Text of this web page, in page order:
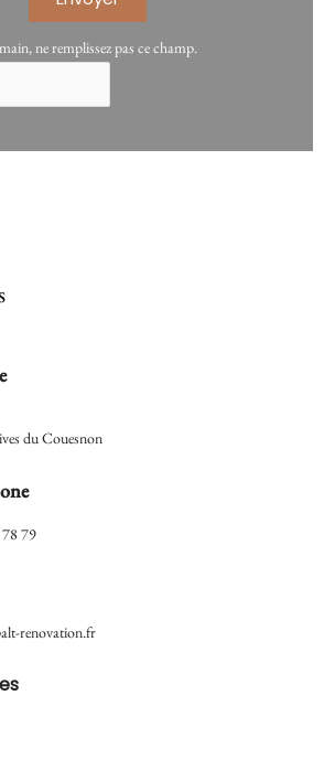
ne remplissez pas ce champ.
du Couesnon
79
renovation.fr